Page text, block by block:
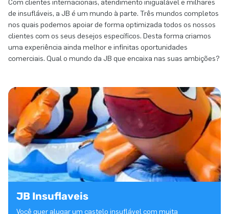
Com clientes internacionais, atendimento inigualável e milhares
de insufláveis, a JB é um mundo à parte. Três mundos completos
nos quais podemos apoiar de forma optimizada todos os nossos
clientes com os seus desejos específicos. Desta forma criamos
uma experiência ainda melhor e infinitas oportunidades
comerciais. Qual o mundo da JB que encaixa nas suas ambições?
JB Insuflaveis
Você quer alugar um castelo insuflável com muita